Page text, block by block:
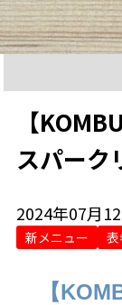
【
スパーク
2024年07月
新メニュー
【